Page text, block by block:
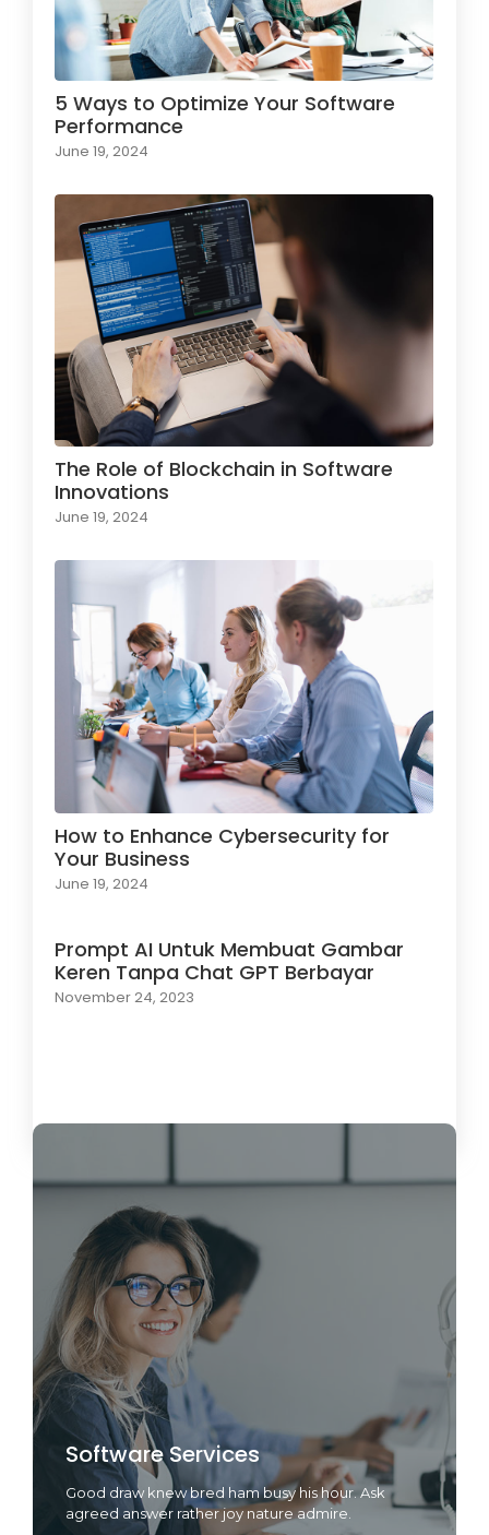
5 Ways to Optimize Your Software
Performance
June 19, 2024
The Role of Blockchain in Software
Innovations
June 19, 2024
How to Enhance Cybersecurity for
Your Business
June 19, 2024
Prompt AI Untuk Membuat Gambar
Keren Tanpa Chat GPT Berbayar
November 24, 2023
Software Services
Good draw knew bred ham busy his hour. Ask
agreed answer rather joy nature admire.